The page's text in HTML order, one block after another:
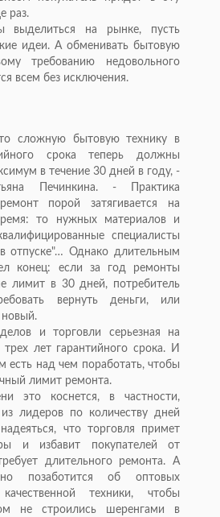
раз.
на рынке, пусть
идеи. А обменивать бытовую
требованию недовольного
всем без исключения.
сложную бытовую технику в
срока теперь должны
в течение 30 дней в году, -
Печинкина. - Практика
порой затягивается на
то нужных материалов и
специалисты
отпуске"… Однако длительным
конец: если за год ремонты
лимит в 30 дней, потребитель
вернуть деньги, или
новый.
и торговли серьезная на
лет гарантийного срока. И
есть над чем поработать, чтобы
лимит ремонта.
это коснется, в частности,
лидеров по количеству дней
что торговля примет
и избавит покупателей от
длительного ремонта. А
позаботится об оптовых
техники, чтобы
не строились шеренгами в